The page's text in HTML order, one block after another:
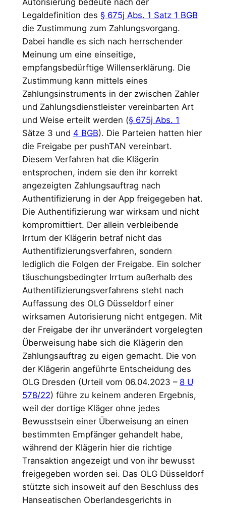
Legaldefinition des § 675j Abs. 1 Satz 1 BGB
die Zustimmung zum Zahlungsvorgang.
Dabei handle es sich nach herrschender
Meinung um eine einseitige,
empfangsbedürftige Willenserklärung. Die
Zustimmung kann mittels eines
Zahlungsinstruments in der zwischen Zahler
und Zahlungsdienstleister vereinbarten Art
und Weise erteilt werden (§ 675j Abs. 1
Sätze 3 und 4 BGB). Die Parteien hatten hier
die Freigabe per pushTAN vereinbart.
Diesem Verfahren hat die Klägerin
entsprochen, indem sie den ihr korrekt
angezeigten Zahlungsauftrag nach
Authentifizierung in der App freigegeben hat.
Die Authentifizierung war wirksam und nicht
kompromittiert. Der allein verbleibende
Irrtum der Klägerin betraf nicht das
Authentifizierungsverfahren, sondern
lediglich die Folgen der Freigabe. Ein solcher
täuschungsbedingter Irrtum außerhalb des
Authentifizierungsverfahrens steht nach
Auffassung des OLG Düsseldorf einer
wirksamen Autorisierung nicht entgegen. Mit
der Freigabe der ihr unverändert vorgelegten
Überweisung habe sich die Klägerin den
Zahlungsauftrag zu eigen gemacht. Die von
der Klägerin angeführte Entscheidung des
OLG Dresden (Urteil vom 06.04.2023 – 8 U
578/22) führe zu keinem anderen Ergebnis,
weil der dortige Kläger ohne jedes
Bewusstsein einer Überweisung an einen
bestimmten Empfänger gehandelt habe,
während der Klägerin hier die richtige
Transaktion angezeigt und von ihr bewusst
freigegeben worden sei. Das OLG Düsseldorf
stützte sich insoweit auf den Beschluss des
Hanseatischen Oberlandesgerichts in